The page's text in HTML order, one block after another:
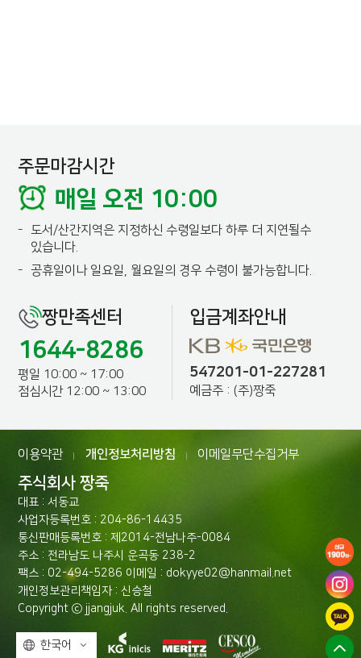
주문마감시간
매일 오전 10:00
-
도서/산간지역은 지정하신 수령일보다 하루 더 지연될수
있습니다.
-
공휴일이나 일요일, 월요일의 경우 수령이 불가능합니다.
짱만족센터
1644-8286
평일 10:00 ~ 17:00
점심시간 12:00 ~ 13:00
입금계좌안내
547201-01-227281
예금주 : (주)짱죽
이용약관 개인정보처리방침 이메일무단수집거부
주식회사 짱죽
대표 : 서동교
사업자등록번호 : 204-86-14435
통신판매등록번호 : 제2014-전남나주-0084
주소 : 전라남도 나주시 운곡동 238-2
팩스 : 02-494-5286 이메일 : dokyye02@hanmail.net
개인정보관리책임자 : 신승철
Copyright ⓒ jjangjuk. All rights reserved.
한국어